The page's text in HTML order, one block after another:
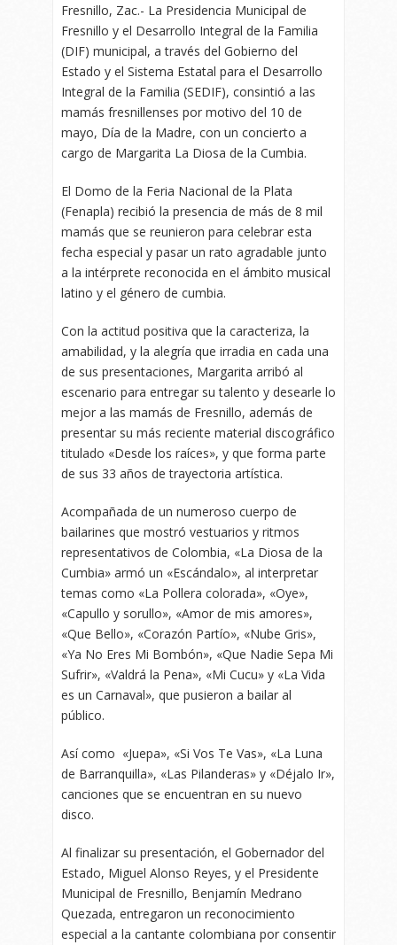
Fresnillo, Zac.- La Presidencia Municipal de
Fresnillo y el Desarrollo Integral de la Familia
(DIF) municipal, a través del Gobierno del
Estado y el Sistema Estatal para el Desarrollo
Integral de la Familia (SEDIF), consintió a las
mamás fresnillenses por motivo del 10 de
mayo, Día de la Madre, con un concierto a
cargo de Margarita La Diosa de la Cumbia.
El Domo de la Feria Nacional de la Plata
(Fenapla) recibió la presencia de más de 8 mil
mamás que se reunieron para celebrar esta
fecha especial y pasar un rato agradable junto
a la intérprete reconocida en el ámbito musical
latino y el género de cumbia.
Con la actitud positiva que la caracteriza, la
amabilidad, y la alegría que irradia en cada una
de sus presentaciones, Margarita arribó al
escenario para entregar su talento y desearle lo
mejor a las mamás de Fresnillo, además de
presentar su más reciente material discográfico
titulado «Desde los raíces», y que forma parte
de sus 33 años de trayectoria artística.
Acompañada de un numeroso cuerpo de
bailarines que mostró vestuarios y ritmos
representativos de Colombia, «La Diosa de la
Cumbia» armó un «Escándalo», al interpretar
temas como «La Pollera colorada», «Oye»,
«Capullo y sorullo», «Amor de mis amores»,
«Que Bello», «Corazón Partío», «Nube Gris»,
«Ya No Eres Mi Bombón», «Que Nadie Sepa Mi
Sufrir», «Valdrá la Pena», «Mi Cucu» y «La Vida
es un Carnaval», que pusieron a bailar al
público.
Así como «Juepa», «Si Vos Te Vas», «La Luna
de Barranquilla», «Las Pilanderas» y «Déjalo Ir»,
canciones que se encuentran en su nuevo
disco.
Al finalizar su presentación, el Gobernador del
Estado, Miguel Alonso Reyes, y el Presidente
Municipal de Fresnillo, Benjamín Medrano
Quezada, entregaron un reconocimiento
especial a la cantante colombiana por consentir